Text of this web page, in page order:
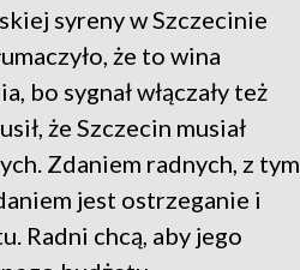
syreny w Szczecinie
że to wina
bo sygnał włączały też
że Szczecin musiał
Zdaniem radnych, z tym
jest ostrzeganie i
Radni chcą, aby jego